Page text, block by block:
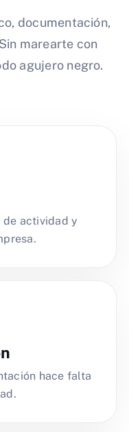
documentación,
marearte con
agujero negro.
de actividad y
hace falta